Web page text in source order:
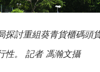
探討重組葵青貨櫃碼頭
性。 記者 馮瀚文攝